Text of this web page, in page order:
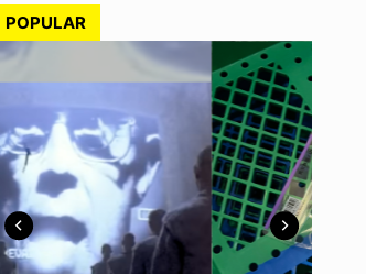
POPULAR